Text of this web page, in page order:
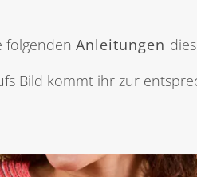
folgenden Anleitungen
Bild kommt ihr zur